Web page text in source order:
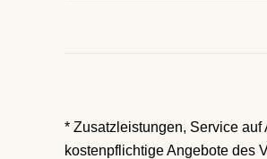
* Zusatzleistungen, Service
kostenpflichtige Angebote des